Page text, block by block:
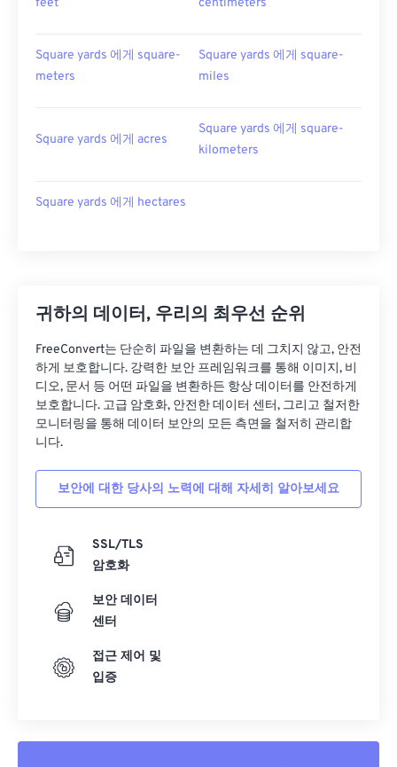
feet centimeters
Square yards 에게 square-
meters
Square yards 에게 square-
miles
Square yards 에게 acres
Square yards 에게 square-
kilometers
Square yards 에게 hectares
귀하의 데이터, 우리의 최우선 순위
FreeConvert는 단순히 파일을 변환하는 데 그치지 않고, 안전
하게 보호합니다. 강력한 보안 프레임워크를 통해 이미지, 비
디오, 문서 등 어떤 파일을 변환하든 항상 데이터를 안전하게
보호합니다. 고급 암호화, 안전한 데이터 센터, 그리고 철저한
모니터링을 통해 데이터 보안의 모든 측면을 철저히 관리합
니다.
보안에 대한 당사의 노력에 대해 자세히 알아보세요
SSL/TLS
암호화
보안 데이터
센터
접근 제어 및
입증